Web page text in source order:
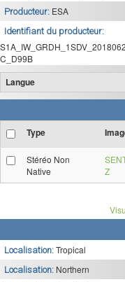
Producteur: ESA
Identifiant du producteur:
C_D99B
Langue
Type
Stéréo Non
Native
Z
Localisation: Tropical
Localisation: Northern